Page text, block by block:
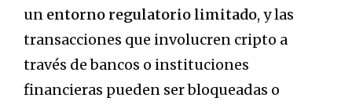
un entorno regulatorio limitado, y las
transacciones que involucren cripto a
través de bancos o instituciones
financieras pueden ser bloqueadas o